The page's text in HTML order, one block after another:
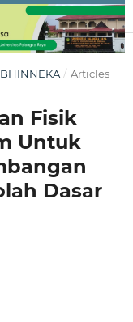
BHINNEKA / Articles
Fisik
Untuk
Dasar